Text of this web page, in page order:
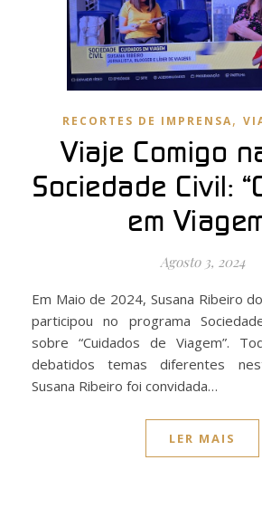
RECORTES DE IMPRENSA,
Viaje Comigo
Sociedade Civil:
em
Agosto 3, 2024
Em Maio de 2024, Susana Ribeiro do ViajeComigo.com
participou no programa
sobre “Cuidados de Viagem”.
debatidos temas diferentes
Susana Ribeiro foi convidada…
LER MAIS